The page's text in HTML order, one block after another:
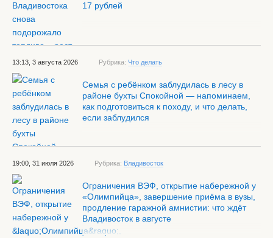
17 рублей
13:13, 3 августа 2026 Рубрика: Что делать
Семья с ребёнком заблудилась в лесу в
районе бухты Спокойной — напоминаем,
как подготовиться к походу, и что делать,
если заблудился
19:00, 31 июля 2026 Рубрика: Владивосток
Ограничения ВЭФ, открытие набережной у
«Олимпийца», завершение приёма в вузы,
продление гаражной амнистии: что ждёт
Владивосток в августе